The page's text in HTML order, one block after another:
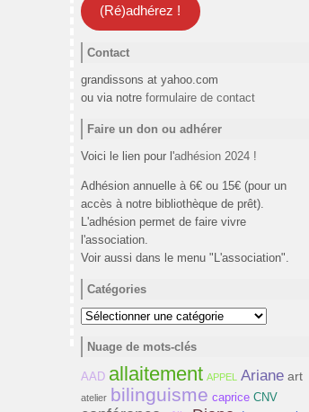
(Ré)adhérez !
Contact
grandissons at yahoo.com
ou via notre formulaire de contact
Faire un don ou adhérer
Voici le lien pour l'adhésion 2024 !
Adhésion annuelle à 6€ ou 15€ (pour un
accès à notre bibliothèque de prêt).
L'adhésion permet de faire vivre
l'association.
Voir aussi dans le menu "L'association".
Catégories
Catégories
Nuage de mots-clés
AAD allaitement APPEL Ariane art
atelier bilinguisme caprice CNV